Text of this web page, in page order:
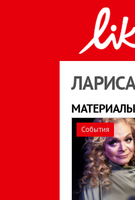
События